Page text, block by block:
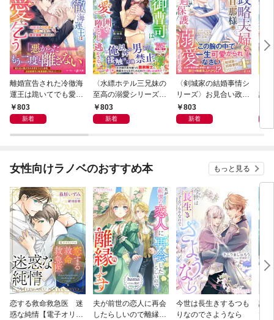
離婚宣告された冷徹海
運王は跪いてでも愛を
乞う～幼馴染の初恋妻
は両想いを知り、極甘
803
新着
〈水縹ホテル三兄妹の
至高の溺愛シリーズ〉
策士なホテル御曹司
は、兄に恋した幼なじ
803
新着
〈剣城家の結婚事情シ
リーズ〉お見合い政略
夫婦なのに、鉄仮面旦
那様は夢追う妻への過
803
新着
記
失
ト
女性向けラノベのおすすめ本 もっと見る
恋する救命救急医 迷
惑な純情【電子オリジ
夫が前世の恋人に再会
したらしいので離縁し
今世は長生きするつも
りなのでさようなら
話
で